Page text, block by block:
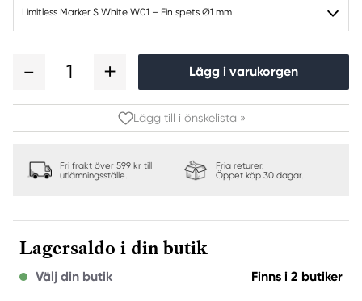
Limitless Marker S White W01 – Fin spets Ø1 mm
1 Lägg i varukorgen
Lägg till i önskelista »
Fri frakt över 599 kr till
utlämningsställe.
Fria returer.
Öppet köp 30 dagar.
Lagersaldo i din butik
Välj din butik Finns i 2 butiker